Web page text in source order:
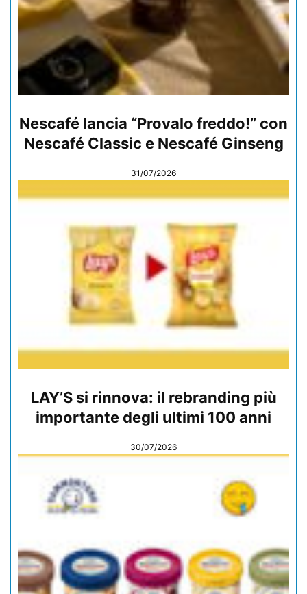
Nescafé lancia “Provalo freddo!” con
Nescafé Classic e Nescafé Ginseng
31/07/2026
LAY’S si rinnova: il rebranding più
importante degli ultimi 100 anni
30/07/2026